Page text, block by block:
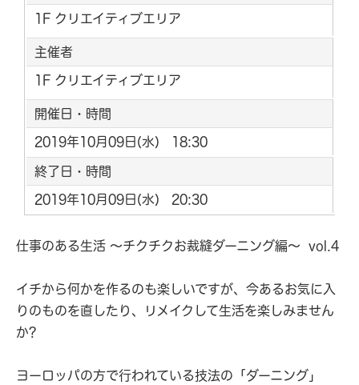
1F クリエイティブエリア
主催者
1F クリエイティブエリア
開催日・時間
2019年10月09日(水) 18:30
終了日・時間
2019年10月09日(水) 20:30
仕事のある生活 ～チクチクお裁縫ダーニング編～ vol.4
イチから何かを作るのも楽しいですが、今あるお気に入
りのものを直したり、リメイクして生活を楽しみません
か?
ヨーロッパの方で行われている技法の「ダーニング」